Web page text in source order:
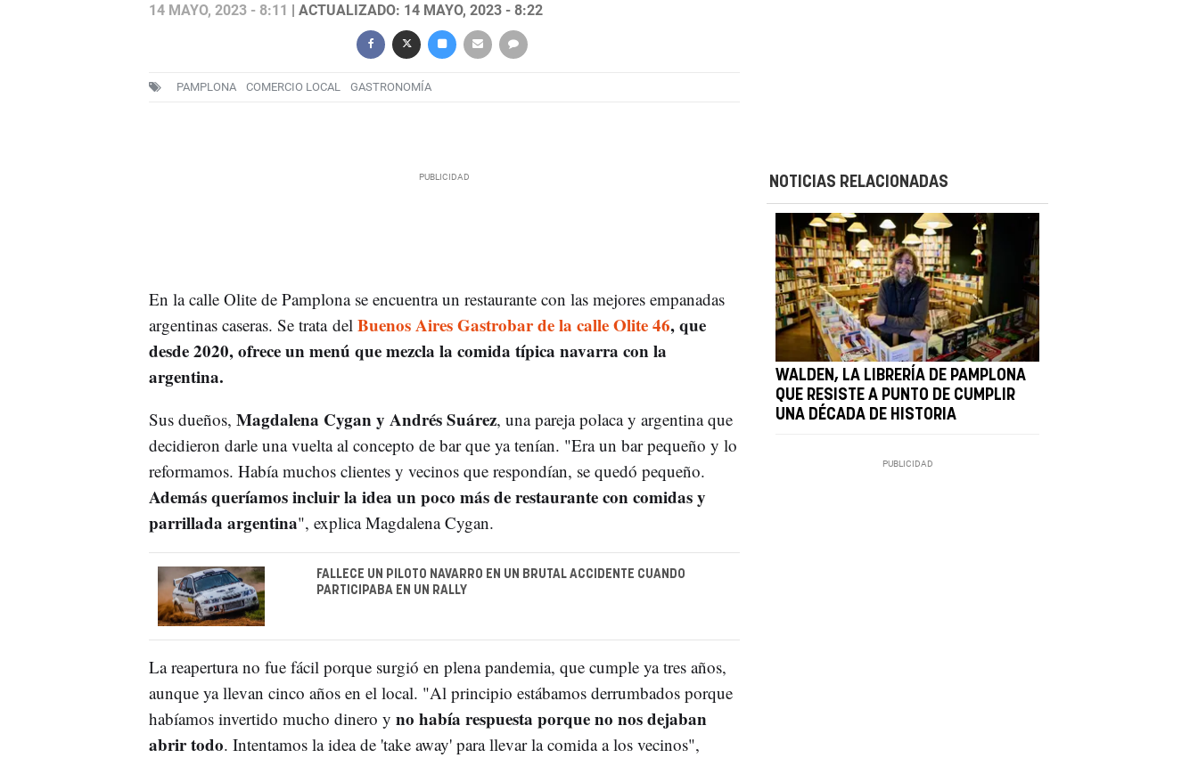
14 MAYO, 2023 - 8:11 | ACTUALIZADO: 14 MAYO, 2023 - 8:22
PAMPLONA COMERCIO LOCAL GASTRONOMÍA
En la calle Olite de Pamplona se encuentra un restaurante con las mejores empanadas
argentinas caseras. Se trata del Buenos Aires Gastrobar de la calle Olite 46, que
desde 2020, ofrece un menú que mezcla la comida típica navarra con la
argentina.
Sus dueños, Magdalena Cygan y Andrés Suárez, una pareja polaca y argentina que
decidieron darle una vuelta al concepto de bar que ya tenían. "Era un bar pequeño y lo
reformamos. Había muchos clientes y vecinos que respondían, se quedó pequeño.
Además queríamos incluir la idea un poco más de restaurante con comidas y
parrillada argentina", explica Magdalena Cygan.
FALLECE UN PILOTO NAVARRO EN UN BRUTAL ACCIDENTE CUANDO
PARTICIPABA EN UN RALLY
La reapertura no fue fácil porque surgió en plena pandemia, que cumple ya tres años,
aunque ya llevan cinco años en el local. "Al principio estábamos derrumbados porque
habíamos invertido mucho dinero y no había respuesta porque no nos dejaban
abrir todo. Intentamos la idea de 'take away' para llevar la comida a los vecinos",
NOTICIAS RELACIONADAS
WALDEN, LA LIBRERÍA DE PAMPLONA
QUE RESISTE A PUNTO DE CUMPLIR
UNA DÉCADA DE HISTORIA